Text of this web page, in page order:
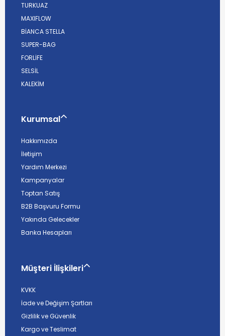
TURKUAZ
MAXIFLOW
BİANCA STELLA
SUPER-BAG
FORLİFE
SELSİL
KALEKİM
Kurumsal
Hakkımızda
İletişim
Yardım Merkezi
Kampanyalar
Toptan Satış
B2B Başvuru Formu
Yakında Gelecekler
Banka Hesapları
Müşteri İlişkileri
KVKK
İade ve Değişim Şartları
Gizlilik ve Güvenlik
Kargo ve Teslimat